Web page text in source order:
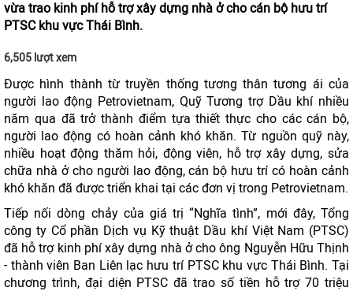
vừa trao kinh phí hỗ trợ xây dựng nhà ở cho cán bộ hưu trí
PTSC khu vực Thái Bình.
6,505 lượt xem
Được hình thành từ truyền thống tương thân tương ái của
người lao động Petrovietnam, Quỹ Tương trợ Dầu khí nhiều
năm qua đã trở thành điểm tựa thiết thực cho các cán bộ,
người lao động có hoàn cảnh khó khăn. Từ nguồn quỹ này,
nhiều hoạt động thăm hỏi, động viên, hỗ trợ xây dựng, sửa
chữa nhà ở cho người lao động, cán bộ hưu trí có hoàn cảnh
khó khăn đã được triển khai tại các đơn vị trong Petrovietnam.
Tiếp nối dòng chảy của giá trị “Nghĩa tình”, mới đây, Tổng
công ty Cổ phần Dịch vụ Kỹ thuật Dầu khí Việt Nam (PTSC)
đã hỗ trợ kinh phí xây dựng nhà ở cho ông Nguyễn Hữu Thịnh
- thành viên Ban Liên lạc hưu trí PTSC khu vực Thái Bình. Tại
chương trình, đại diện PTSC đã trao số tiền hỗ trợ 70 triệu